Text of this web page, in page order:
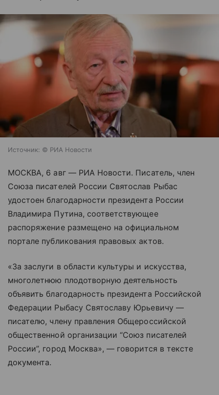
Источник: © РИА Новости
МОСКВА, 6 авг — РИА Новости. Писатель, член
Союза писателей России Святослав Рыбас
удостоен благодарности президента России
Владимира Путина, соответствующее
распоряжение размещено на официальном
портале публикования правовых актов.
«За заслуги в области культуры и искусства,
многолетнюю плодотворную деятельность
объявить благодарность президента Российской
Федерации Рыбасу Святославу Юрьевичу —
писателю, члену правления Общероссийской
общественной организации “Союз писателей
России”, город Москва», — говорится в тексте
документа.